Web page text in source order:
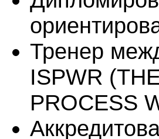
Тренер
ISPWR
PROCESS